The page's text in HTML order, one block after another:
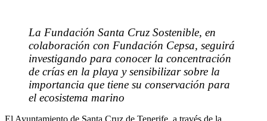
La Fundación Santa Cruz Sostenible, en
colaboración con Fundación Cepsa, seguirá
investigando para conocer la concentración
de crías en la playa y sensibilizar sobre la
importancia que tiene su conservación para
el ecosistema marino
El Ayuntamiento de Santa Cruz de Tenerife, a través de la